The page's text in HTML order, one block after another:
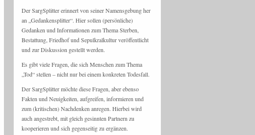
Der SargSplitter erinnert von seiner Namensgebung her
an „Gedankensplitter“. Hier sollen (persönliche)
Gedanken und Informationen zum Thema Sterben,
Bestattung, Friedhof und Sepulkralkultur veröffentlicht
und zur Diskussion gestellt werden.
Es gibt viele Fragen, die sich Menschen zum Thema
„Tod“ stellen – nicht nur bei einem konkreten Todesfall.
Der SargSplitter möchte diese Fragen, aber ebenso
Fakten und Neuigkeiten, aufgreifen, informieren und
zum (kritischen) Nachdenken anregen. Hierbei wird
auch angestrebt, mit gleich gesinnten Partnern zu
kooperieren und sich gegenseitig zu ergänzen.